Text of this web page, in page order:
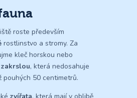
roste především
rostlinstvo a stromy. Za
kleč horskou nebo
, která nedosahuje
pouhých 50 centimetrů.